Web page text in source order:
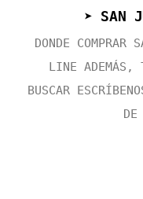
➤ SAN
DONDE COMPRAR
LINE ADEMÁS,
BUSCAR